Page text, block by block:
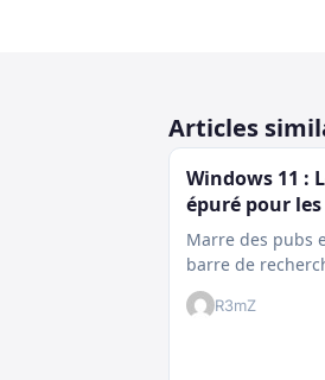
Articles
Windows 11 :
épuré pour
Marre des pubs
barre de
prépare enfin un
R3mZ